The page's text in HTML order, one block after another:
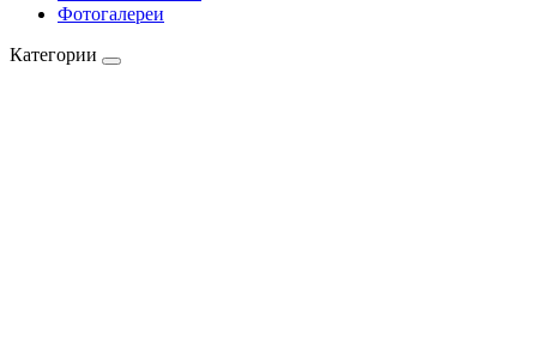
Фотогалереи
Категории